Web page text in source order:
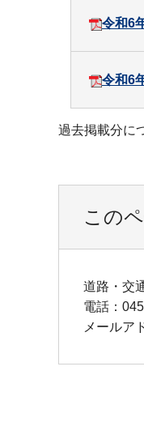
令和6
令和6
過去掲載分に
この
道路・交
電話：
メールア